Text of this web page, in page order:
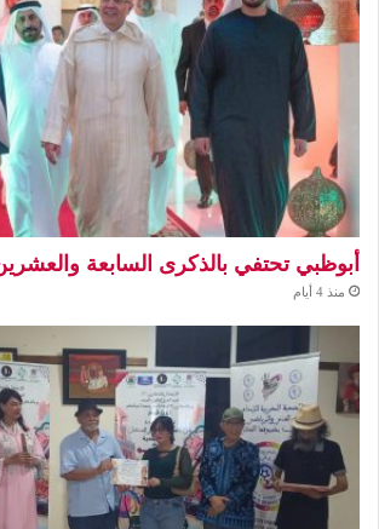
أبوظبي تحتفي بالذكرى السابعة
منذ 4 أيام